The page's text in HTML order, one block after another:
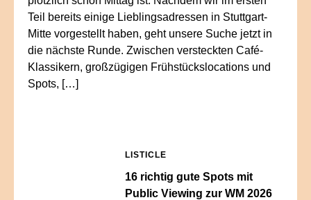
Teil bereits einige Lieblingsadressen in Stuttgart-
Mitte vorgestellt haben, geht unsere Suche jetzt in
die nächste Runde. Zwischen versteckten Café-
Klassikern, großzügigen Frühstückslocations und
Spots, […]
LISTICLE
16 richtig gute Spots mit
Public Viewing zur WM 2026